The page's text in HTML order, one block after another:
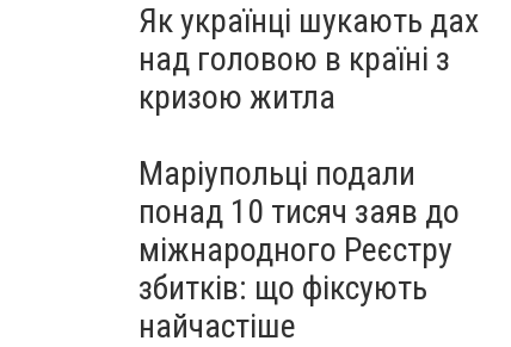
Як українці шукають дах
над головою в країні з
кризою житла
Маріупольці подали
понад 10 тисяч заяв до
міжнародного Реєстру
збитків: що фіксують
найчастіше